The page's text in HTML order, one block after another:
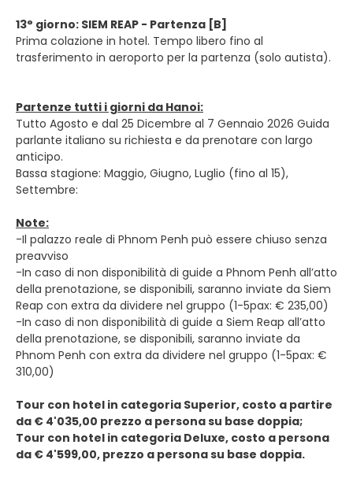
13° giorno: SIEM REAP - Partenza [B]
Prima colazione in hotel. Tempo libero fino al
trasferimento in aeroporto per la partenza (solo autista).
Partenze tutti i giorni da Hanoi:
Tutto Agosto e dal 25 Dicembre al 7 Gennaio 2026 Guida
parlante italiano su richiesta e da prenotare con largo
anticipo.
Bassa stagione: Maggio, Giugno, Luglio (fino al 15),
Settembre:
Note:
-Il palazzo reale di Phnom Penh può essere chiuso senza
preavviso
-In caso di non disponibilità di guide a Phnom Penh all’atto
della prenotazione, se disponibili, saranno inviate da Siem
Reap con extra da dividere nel gruppo (1-5pax: € 235,00)
-In caso di non disponibilità di guide a Siem Reap all’atto
della prenotazione, se disponibili, saranno inviate da
Phnom Penh con extra da dividere nel gruppo (1-5pax: €
310,00)
Tour con hotel in categoria Superior, costo a partire
da € 4'035,00 prezzo a persona su base doppia;
Tour con hotel in categoria Deluxe, costo a persona
da € 4'599,00, prezzo a persona su base doppia.